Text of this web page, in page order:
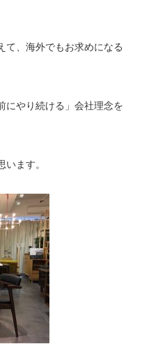
て、海外でもお求めになる
にやり続ける」会社理念を
ます。